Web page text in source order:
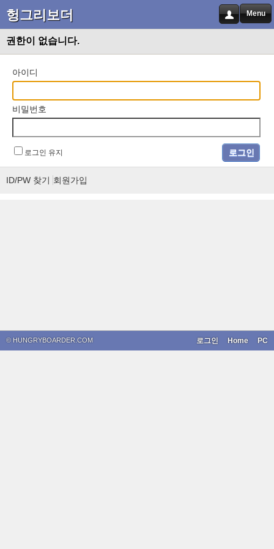
헝그리보더 Menu
권한이 없습니다.
아이디
비밀번호
로그인 유지
ID/PW 찾기 회원가입
© HUNGRYBOARDER.COM PC
Home
로그인